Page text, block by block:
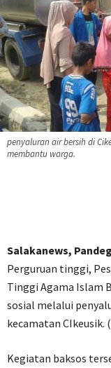
penyaluran air bersih di
membantu warga.
Salakanews,
Perguruan tinggi,
Tinggi Agama Islam
sosial melalui
kecamatan CIkeusik.
Kegiatan baksos